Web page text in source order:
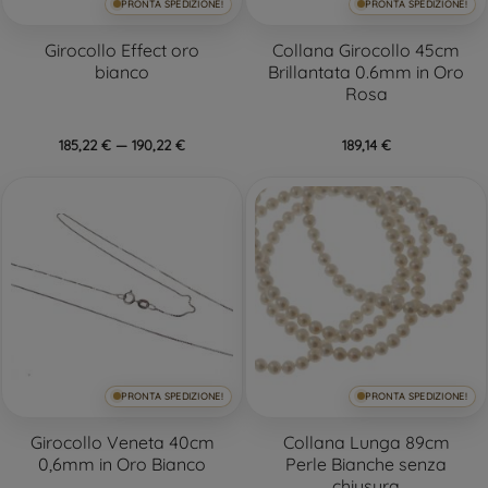
PRONTA SPEDIZIONE!
Girocollo Effect oro
bianco
185,22 € — 190,22 €
PRONTA SPEDIZIONE!
Collana Girocollo 45cm
Brillantata 0.6mm in Oro
Rosa
189,14 €
PRONTA SPEDIZIONE!
Girocollo Veneta 40cm
0,6mm in Oro Bianco
PRONTA SPEDIZIONE!
Collana Lunga 89cm
Perle Bianche senza